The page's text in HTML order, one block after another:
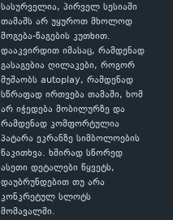
სასურველია, პირველ სესიაში
თამაშს არ უყუროთ მხოლოდ
მოგება-წაგების კუთხით.
დააკვირდით იმასაც, რამდენად
გასაგებია ღილაკები, როგორ
მუშაობს autoplay, რამდენად
სწრაფად ირთვება თამაში, ხომ
არ იჭედება მობილურზე და
რამდენად კომფორტულია
პატარა ეკრანზე სიმბოლოების
წაკითხვა. ხშირად სწორედ
ასეთი დეტალები წყვეტს,
დაუბრუნდებით თუ არა
კონკრეტულ სლოტს
მომავალში.